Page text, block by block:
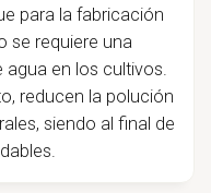
para la fabricación
se requiere una
agua en los cultivos.
reducen la polución
siendo al final de